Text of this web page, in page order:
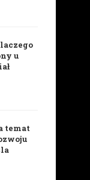
u
temat